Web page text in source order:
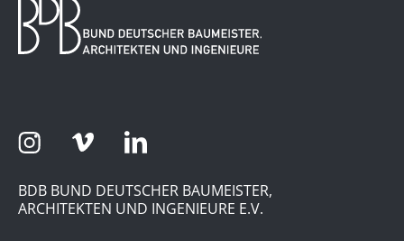
BDB BUND DEUTSCHER BAUMEISTER,
ARCHITEKTEN UND INGENIEURE E.V.